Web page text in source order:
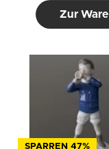
Zur Ware
SPARREN 47%